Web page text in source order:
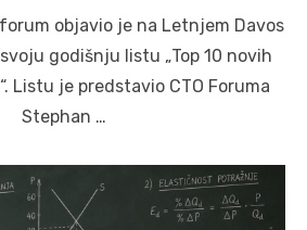
objavio je na Letnjem Davos
godišnju listu „Top 10 novih
Listu je predstavio CTO Foruma
Stephan …